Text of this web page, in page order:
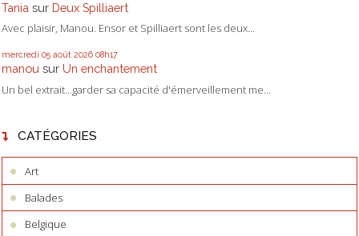
Tania sur Deux Spilliaert
Avec plaisir, Manou. Ensor et Spilliaert sont les deux...
mercredi 05 août 2026 08h17
manou sur Un enchantement
Un bel extrait...garder sa capacité d'émerveillement me...
CATÉGORIES
Art
Balades
Belgique